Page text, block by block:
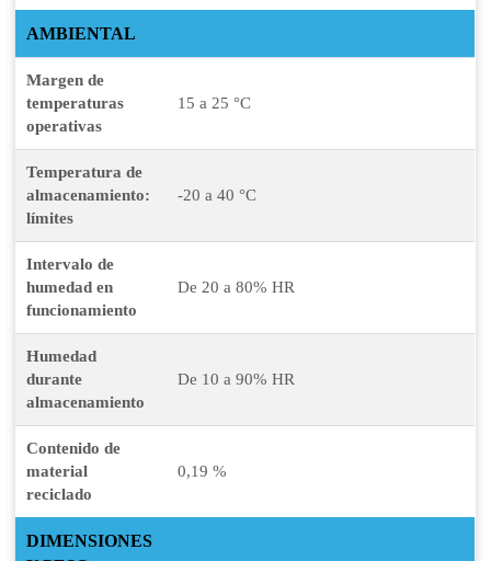
AMBIENTAL
Margen de
temperaturas
operativas
15 a 25 °C
Temperatura de
almacenamiento:
límites
-20 a 40 °C
Intervalo de
humedad en
funcionamiento
De 20 a 80% HR
Humedad
durante
almacenamiento
De 10 a 90% HR
Contenido de
material
reciclado
0,19 %
DIMENSIONES